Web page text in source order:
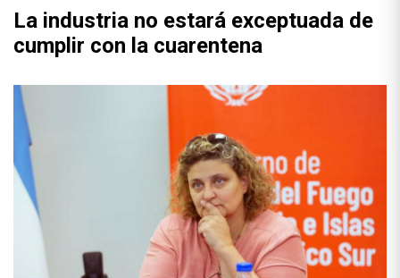
La industria no estará exceptuada de
cumplir con la cuarentena